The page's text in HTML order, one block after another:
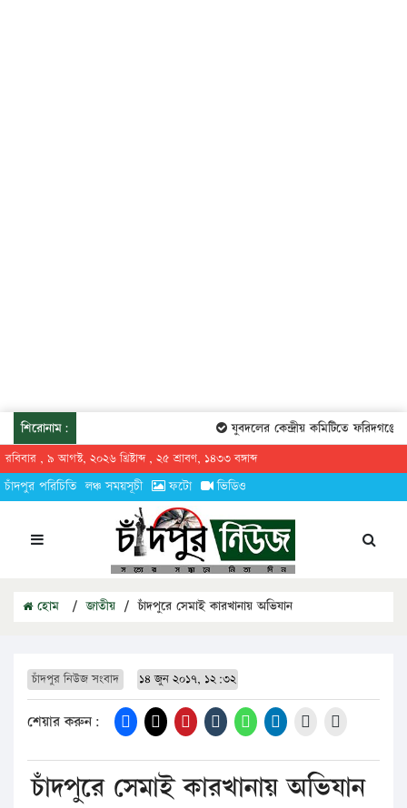
শিরোনাম: যুবদলের কেন্দ্রীয় কমিটিতে ফরিদগঞ্জের
রবিবার , ৯ আগস্ট, ২০২৬ খ্রিষ্টাব্দ , ২৫ শ্রাবণ, ১৪৩৩ বঙ্গাব্দ
চাঁদপুর পরিচিতি লঞ্চ সময়সূচী ফটো ভিডিও
হোম / জাতীয় / চাঁদপুরে সেমাই কারখানায় অভিযান
চাঁদপুর নিউজ সংবাদ ১৪ জুন ২০১৭, ১২:৩২
শেয়ার করুন:
চাঁদপুরে সেমাই কারখানায় অভিযান